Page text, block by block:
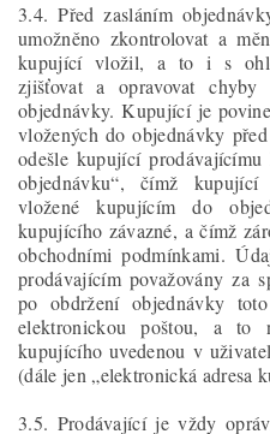
3.4. Před zasláním
umožněno zkontrolovat a
kupující vložil, a to i s
zjišťovat a opravovat
objednávky. Kupující je
vložených do objednávky
odešle kupující
objednávku“, čímž
vložené kupujícím do
kupujícího závazné, a čímž
obchodními podmínkami.
prodávajícím považovány za
po obdržení objednávky
elektronickou poštou, a to
kupujícího uvedenou v
(dále jen „elektronická adresa
3.5. Prodávající je vždy